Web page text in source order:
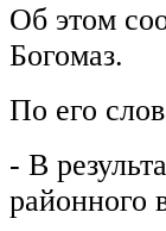
Об этом
Богомаз.
По его
- В
районного